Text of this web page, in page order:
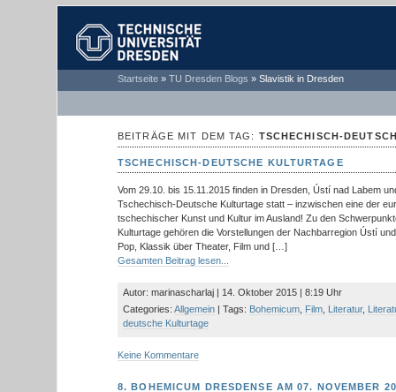
TECHNISCHE
UNIVERSITÄT
Startseite » TU Dresden Blogs » Slavistik in Dresden
BEITRÄGE MIT DEM TAG: TSCHECHISCH-
TSCHECHISCH-DEUTSCHE KULTURTAGE
Vom 29.10. bis 15.11.2015 finden in Dresden, Ústí nad Labem
Tschechisch-Deutsche Kulturtage statt – inzwischen eine der
tschechischer Kunst und Kultur im Ausland! Zu den
Kulturtage gehören die Vorstellungen der Nachbarregion Ústí
Pop, Klassik über Theater, Film und […]
Gesamten Beitrag lesen...
Autor: marinascharlaj | 14. Oktober 2015 | 8:19 Uhr
Categories:Allgemein | Tags: Bohemicum Film Literatur,
deutsche Kulturtage
Keine Kommentare
8. BOHEMICUM DRESDENSE AM 07. NOVEMBER